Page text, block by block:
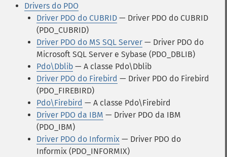
Drivers do PDO
Driver PDO do CUBRID — Driver PDO do CUBRID
(PDO_CUBRID)
Driver PDO do MS SQL Server — Driver PDO do
Microsoft SQL Server e Sybase (PDO_DBLIB)
Pdo\Dblib — A classe Pdo\Dblib
Driver PDO do Firebird — Driver PDO do Firebird
(PDO_FIREBIRD)
Pdo\Firebird — A classe Pdo\Firebird
Driver PDO da IBM — Driver PDO da IBM
(PDO_IBM)
Driver PDO do Informix — Driver PDO do
Informix (PDO_INFORMIX)